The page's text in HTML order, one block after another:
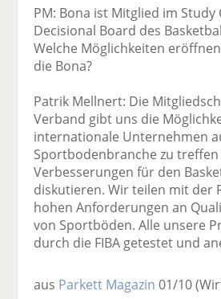
PM: Bona ist Mitglied im Study
Decisional Board des
Welche Möglichkeiten
die Bona?
Patrik Mellnert: Die
Verband gibt uns die
internationale Unternehmen
Sportbodenbranche zu
Verbesserungen für den
diskutieren. Wir teilen mit der
hohen Anforderungen an
von Sportböden. Alle unsere
durch die FIBA getestet und
aus Parkett Magazin 01/10